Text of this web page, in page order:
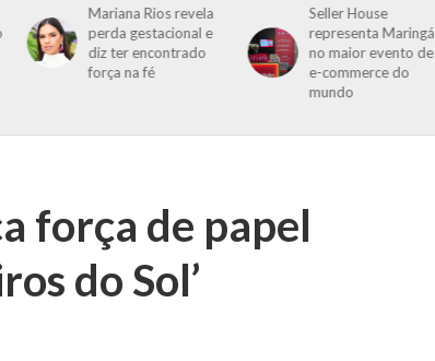
Mariana Rios revela
perda gestacional e
diz ter encontrado
força na fé
Seller House
representa Maringá
no maior evento de
e-commerce do
mundo
força de papel
do Sol’